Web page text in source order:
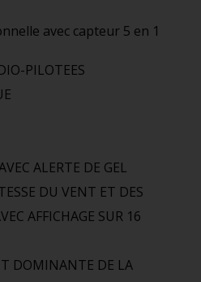
avec capteur 5 en 1
PILOTEES
ALERTE DE GEL
DU VENT ET DES
AFFICHAGE SUR 16
DOMINANTE DE LA